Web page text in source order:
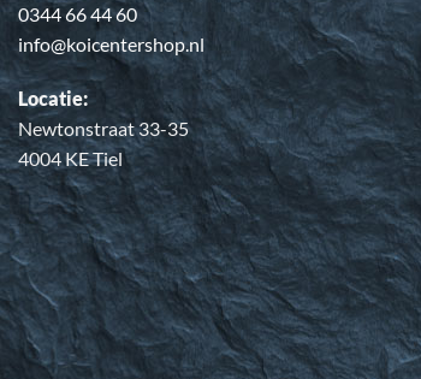
0344 66 44 60
info@koicentershop.nl
Locatie:
Newtonstraat 33-35
4004 KE Tiel